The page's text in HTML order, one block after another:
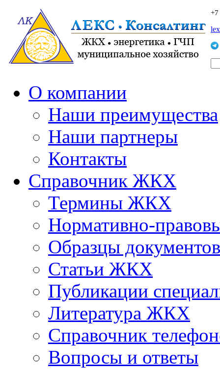
О компании
Наши преимущества
Наши партнеры
Контакты
Справочник ЖКХ
Термины ЖКХ
Нормативно-
Образцы документов
Статьи ЖКХ
Публикации
Литература ЖКХ
Справочник
Вопросы и ответы